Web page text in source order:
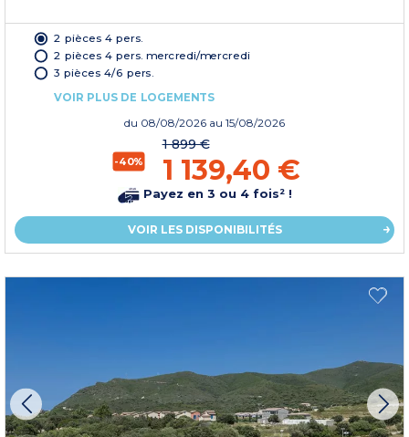
2 pièces 4 pers.
2 pièces 4 pers. mercredi/mercredi
3 pièces 4/6 pers.
VOIR PLUS DE LOGEMENTS
du 08/08/2026 au 15/08/2026
-40%
1 899 €
1 139,40 €
Payez en 3 ou 4 fois² !
VOIR LES DISPONIBILITÉS